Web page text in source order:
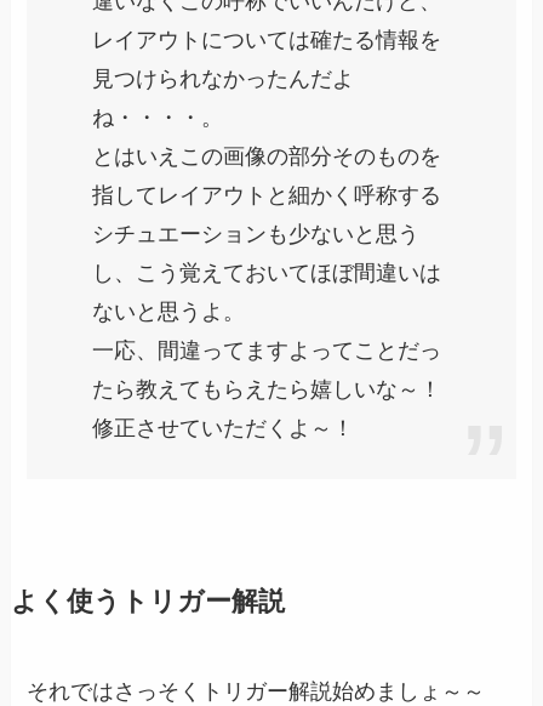
レイアウトについては確たる情報を
見つけられなかったんだよ
ね・・・・。
とはいえこの画像の部分そのものを
指してレイアウトと細かく呼称する
シチュエーションも少ないと思う
し、こう覚えておいてほぼ間違いは
ないと思うよ。
一応、間違ってますよってことだっ
たら教えてもらえたら嬉しいな～！
修正させていただくよ～！
よく使うトリガー解説
それではさっそくトリガー解説始めましょ～～